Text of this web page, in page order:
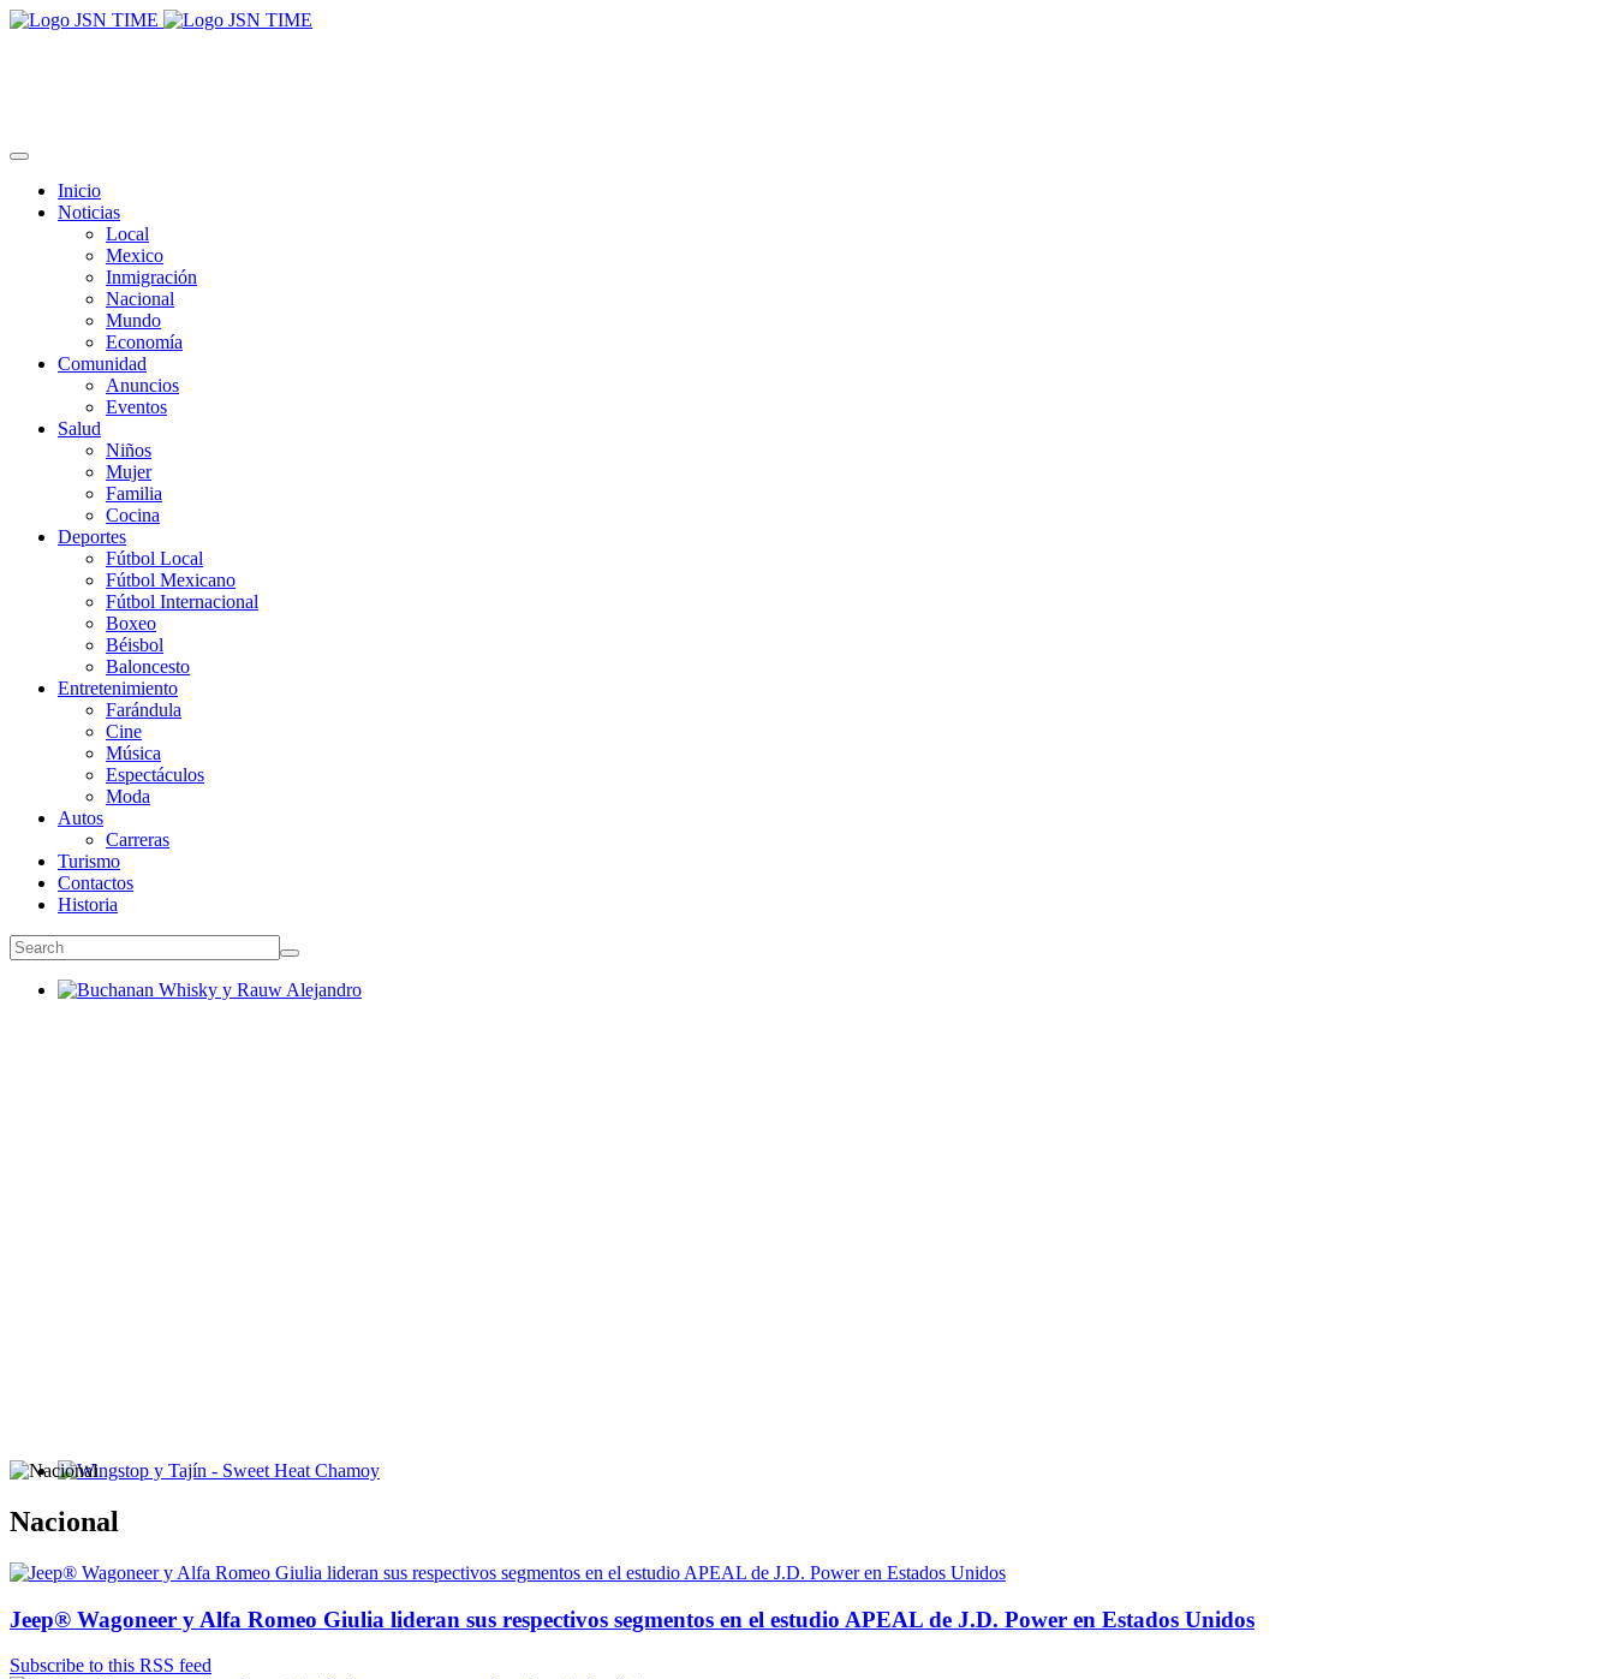
Inicio
Noticias
Local
Mexico
Inmigración
Nacional
Mundo
Economía
Comunidad
Anuncios
Eventos
Salud
Niños
Mujer
Familia
Cocina
Deportes
Fútbol Local
Fútbol Mexicano
Fútbol Internacional
Boxeo
Béisbol
Baloncesto
Entretenimiento
Farándula
Cine
Música
Espectáculos
Moda
Autos
Carreras
Turismo
Contactos
Historia
Nacional
Jeep® Wagoneer y Alfa Romeo Giulia lideran sus respectivos segmentos en el estudio APEAL de J.D. Power en Estados Unidos
Subscribe to this RSS feed